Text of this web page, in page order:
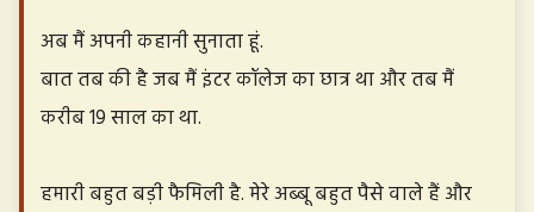
अब मैं अपनी कहानी सुनाता हूं.
बात तब की है जब मैं इंटर कॉलेज का छात्र था और तब मैं
करीब 19 साल का था.
हमारी बहुत बड़ी फैमिली है. मेरे अब्बू बहुत पैसे वाले हैं और